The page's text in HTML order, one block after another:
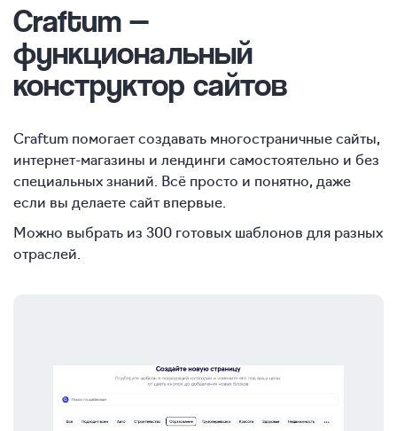
Craftum —
функциональный
конструктор сайтов
Craftum помогает создавать многостраничные сайты,
интернет-магазины и лендинги самостоятельно и без
специальных знаний. Всё просто и понятно, даже
если вы делаете сайт впервые.
Можно выбрать из 300 готовых шаблонов для разных
отраслей.